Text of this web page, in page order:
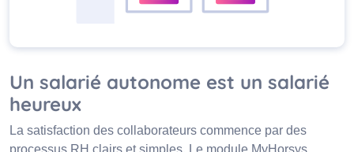
Un salarié autonome est un salarié
heureux
La satisfaction des collaborateurs commence par des
processus RH clairs et simples. Le module MyHorsys